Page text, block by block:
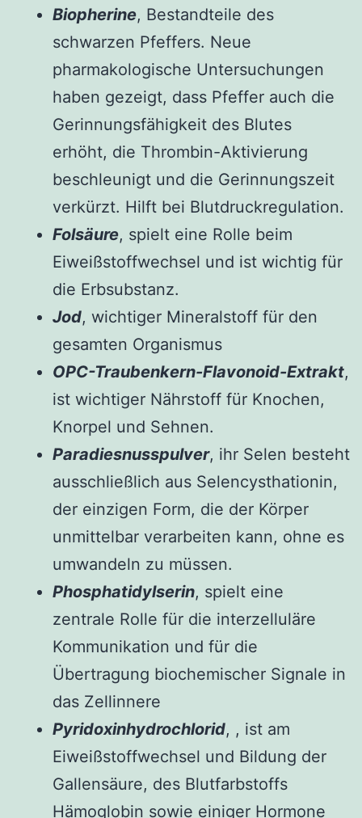
Biopherine, Bestandteile des
schwarzen Pfeffers. Neue
pharmakologische Untersuchungen
haben gezeigt, dass Pfeffer auch die
Gerinnungsfähigkeit des Blutes
erhöht, die Thrombin-Aktivierung
beschleunigt und die Gerinnungszeit
verkürzt. Hilft bei Blutdruckregulation.
Folsäure, spielt eine Rolle beim
Eiweißstoffwechsel und ist wichtig für
die Erbsubstanz.
Jod, wichtiger Mineralstoff für den
gesamten Organismus
OPC-Traubenkern-Flavonoid-Extrakt,
ist wichtiger Nährstoff für Knochen,
Knorpel und Sehnen.
Paradiesnusspulver, ihr Selen besteht
ausschließlich aus Selencysthationin,
der einzigen Form, die der Körper
unmittelbar verarbeiten kann, ohne es
umwandeln zu müssen.
Phosphatidylserin, spielt eine
zentrale Rolle für die interzelluläre
Kommunikation und für die
Übertragung biochemischer Signale in
das Zellinnere
Pyridoxinhydrochlorid, , ist am
Eiweißstoffwechsel und Bildung der
Gallensäure, des Blutfarbstoffs
Hämoglobin sowie einiger Hormone